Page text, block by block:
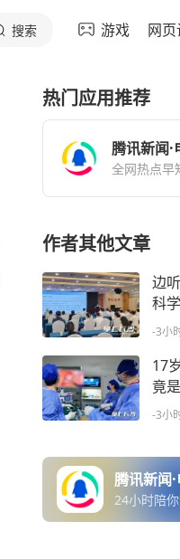
搜索 游戏 网
热门应用推荐
腾讯新闻·
全网热点早
作者其他文章
边
科
-3小
17
竟
-3小
腾讯新闻
24小时陪